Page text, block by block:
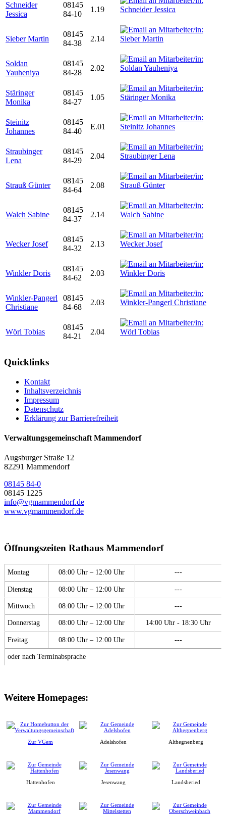
Schneider
Jessica
08145
84-10
1.19
Sieber Martin
08145
84-38
2.14
Soldan
Yauheniya
08145
84-28
2.02
Stäringer
Monika
08145
84-27
1.05
Steinitz
Johannes
08145
84-40
E.01
Straubinger
Lena
08145
84-29
2.04
Strauß Günter
08145
84-64
2.08
Walch Sabine
08145
84-37
2.14
Wecker Josef
08145
84-32
2.13
Winkler Doris
08145
84-62
2.03
Winkler-Pangerl
Christiane
08145
84-68
2.03
Wörl Tobias
08145
84-21
2.04
Quicklinks
Kontakt
Inhaltsverzeichnis
Impressum
Datenschutz
Erklärung zur Barrierefreiheit
Verwaltungsgemeinschaft Mammendorf
Augsburger Straße 12
82291 Mammendorf
08145 84-0
08145 1225
info@vgmammendorf.de
www.vgmammendorf.de
Öffnungszeiten Rathaus Mammendorf
Montag 08:00 Uhr – 12:00 Uhr ---
Dienstag 08:00 Uhr – 12:00 Uhr ---
Mittwoch 08:00 Uhr – 12:00 Uhr ---
Donnerstag 08:00 Uhr – 12:00 Uhr 14:00 Uhr - 18:30 Uhr
Freitag 08:00 Uhr – 12:00 Uhr ---
oder nach Terminabsprache
Weitere Homepages:
Zur VGem Adelshofen Althegnenberg
Hattenhofen Jesenwang Landsberied